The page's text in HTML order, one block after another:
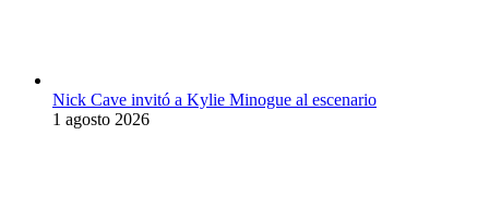
Nick Cave invitó a Kylie Minogue al escenario
1 agosto 2026